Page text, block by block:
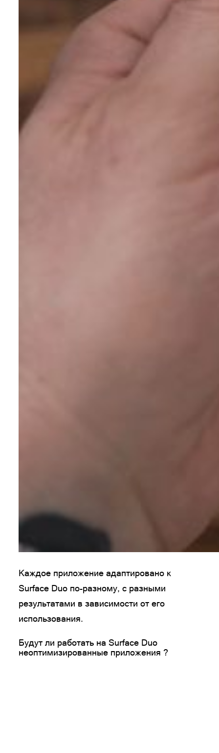
Каждое приложение адаптировано к
Surface Duo по-разному, с разными
результатами в зависимости от его
использования.
Будут ли работать на Surface Duo
неоптимизированные приложения ?